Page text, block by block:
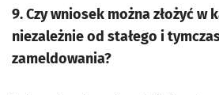
9. Czy wniosek można złożyć w
niezależnie od stałego i
zameldowania?